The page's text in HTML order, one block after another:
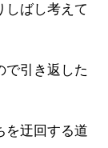
しばし考えて
で引き返した
を迂回する道